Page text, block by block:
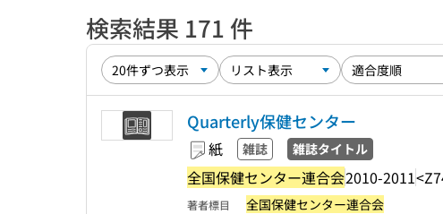
検索結果 171 件
Quarterly保健センター
紙 雑誌 雑誌タイトル
全国保健センター連合会2010-2011
著者標目 全国保健センター連合会